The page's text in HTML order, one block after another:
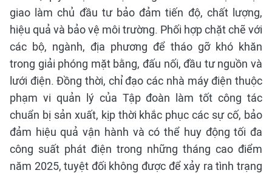
giao làm chủ đầu tư bảo đảm tiến độ, chất lượng,
hiệu quả và bảo vệ môi trường. Phối hợp chặt chẽ với
các bộ, ngành, địa phương để tháo gỡ khó khăn
trong giải phóng mặt bằng, đấu nối, đầu tư nguồn và
lưới điện. Đồng thời, chỉ đạo các nhà máy điện thuộc
phạm vi quản lý của Tập đoàn làm tốt công tác
chuẩn bị sản xuất, kịp thời khắc phục các sự cố, bảo
đảm hiệu quả vận hành và có thể huy động tối đa
công suất phát điện trong những tháng cao điểm
năm 2025, tuyệt đối không được để xảy ra tình trạng